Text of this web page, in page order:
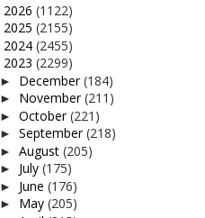
2026 (1122)
2025 (2155)
2024 (2455)
2023 (2299)
► December(184)
► November(211)
► October(221)
► September(218)
► August (205)
► July (175)
► June (176)
► May (205)